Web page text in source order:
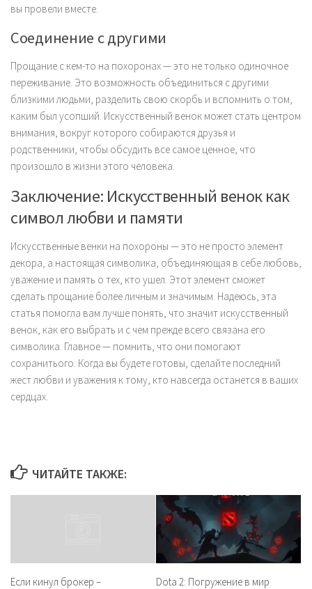
вы провели вместе.
Соединение с другими
Прощание с кем-то на похоронах — это не только одиночное
переживание. Это возможность объединиться с другими
близкими людьми, разделить свою скорбь и вспомнить о том,
каким был усопший. Искусственный венок может стать центром
внимания, вокруг которого собираются друзья и
родственники, чтобы обсудить все самое ценное, что
произошло в жизни этого человека.
Заключение: Искусственный венок как
символ любви и памяти
Искусственные венки на похороны — это не просто элемент
декора, а настоящая символика, объединяющая в себе любовь,
уважение и память о тех, кто ушел. Этот элемент сможет
сделать прощание более личным и значимым. Надеюсь, эта
статья помогла вам лучше понять, что значит искусственный
венок, как его выбрать и с чем прежде всего связана его
символика. Главное — помнить, что они помогают
сохранитього. Когда вы будете готовы, сделайте последний
жест любви и уважения к тому, кто навсегда останется в ваших
сердцах.
ЧИТАЙТЕ ТАКЖЕ:
Если кинул брокер –
Dota 2: Погружение в мир